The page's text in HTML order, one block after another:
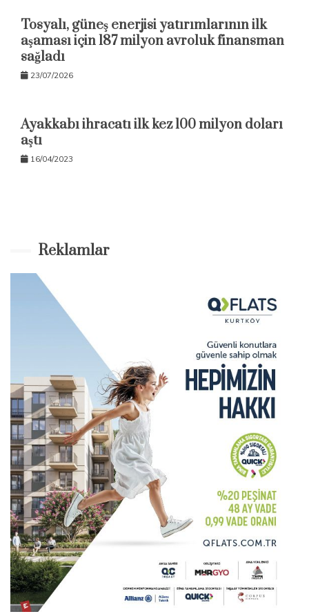
Tosyalı, güneş enerjisi yatırımlarının ilk
aşaması için 187 milyon avroluk finansman
sağladı
23/07/2026
Ayakkabı ihracatı ilk kez 100 milyon doları
aştı
16/04/2023
Reklamlar